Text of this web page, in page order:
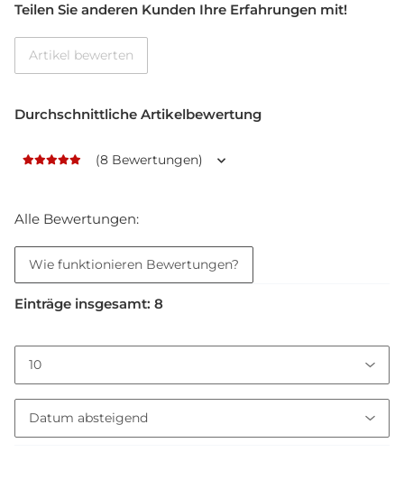
Durchschnittliche Artikelbewertung
(8 Bewertungen)
Teilen Sie anderen Kunden Ihre Erfahrungen mit!
Artikel bewerten
Alle Bewertungen:
Wie funktionieren Bewertungen?
Einträge insgesamt: 8